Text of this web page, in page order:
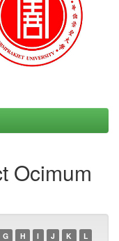
Ocimum
G H I J K
L